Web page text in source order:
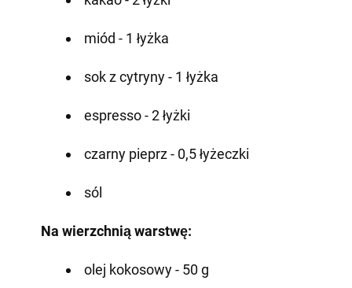
miód - 1 łyżka
sok z cytryny - 1 łyżka
espresso - 2 łyżki
czarny pieprz - 0,5 łyżeczki
sól
Na wierzchnią warstwę:
olej kokosowy - 50 g